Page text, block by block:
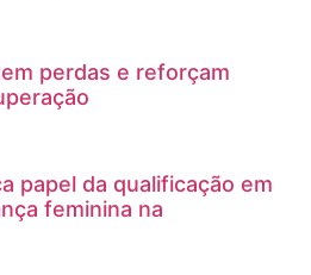
perdas e reforçam
papel da qualificação em
feminina na